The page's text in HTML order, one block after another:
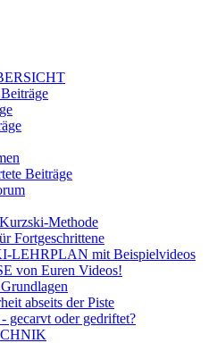
Beiträge
Beiträge
Methode
Fortgeschrittene
LEHRPLAN mit Beispielvideos
von Euren Videos!
abseits der Piste
- gecarvt oder gedriftet?